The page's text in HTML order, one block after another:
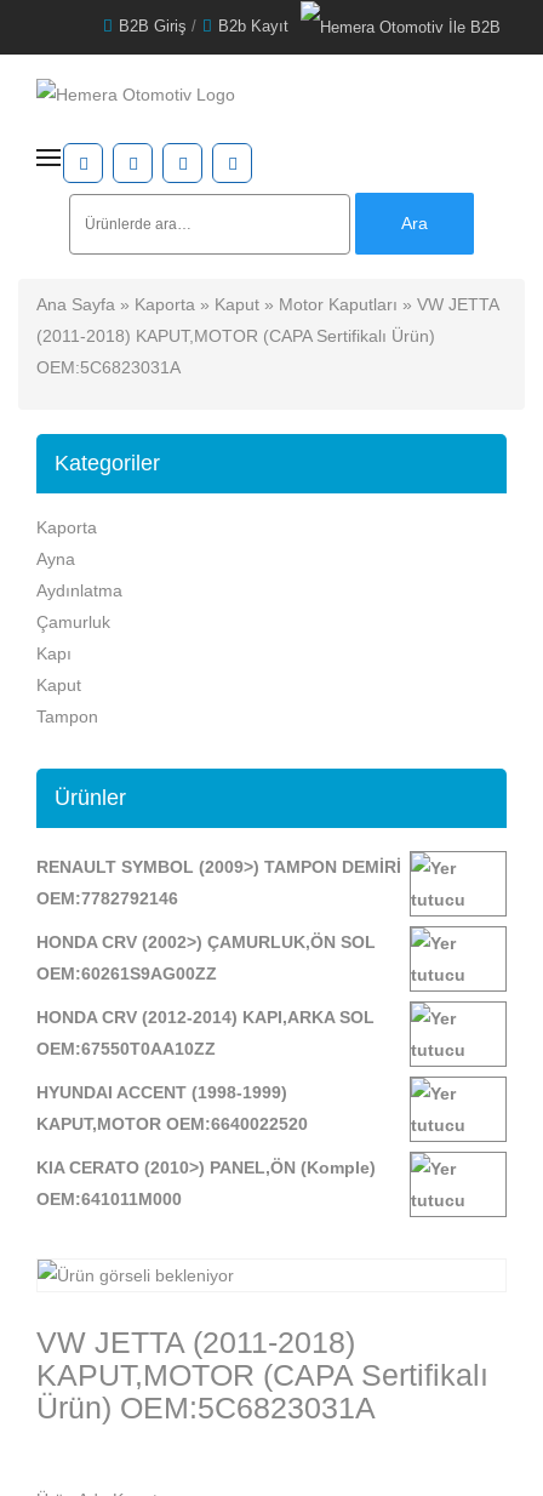
B2B Giriş / B2b Kayıt
Ara
Ana Sayfa » Kaporta » Kaput » Motor Kaputları » VW JETTA
(2011-2018) KAPUT,MOTOR (CAPA Sertifikalı Ürün)
OEM:5C6823031A
Kategoriler
Kaporta
Ayna
Aydınlatma
Çamurluk
Kapı
Kaput
Tampon
Ürünler
RENAULT SYMBOL (2009>) TAMPON DEMİRİ
OEM:7782792146
HONDA CRV (2002>) ÇAMURLUK,ÖN SOL
OEM:60261S9AG00ZZ
HONDA CRV (2012-2014) KAPI,ARKA SOL
OEM:67550T0AA10ZZ
HYUNDAI ACCENT (1998-1999)
KAPUT,MOTOR OEM:6640022520
KIA CERATO (2010>) PANEL,ÖN (Komple)
OEM:641011M000
VW JETTA (2011-2018)
KAPUT,MOTOR (CAPA Sertifikalı
Ürün) OEM:5C6823031A